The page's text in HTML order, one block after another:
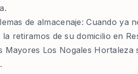
de almacenaje: Cuando ya
la retiramos de su domicilio en
Mayores Los Nogales Hortaleza